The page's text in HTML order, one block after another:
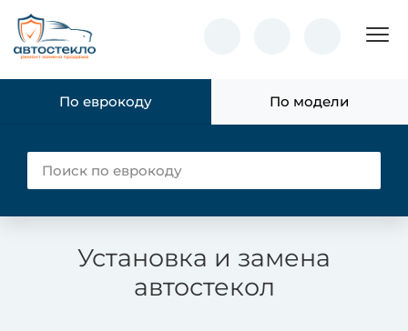
По еврокоду По модели
Установка и замена
автостекол